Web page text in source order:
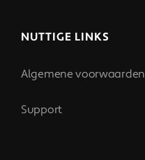
NUTTIGE LINKS
Algemene voorwaarden
Support